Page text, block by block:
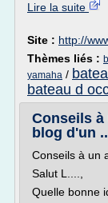
Lire la suite
Site : http://
Thèmes liés :
yamaha /
bateau d
Conseils
blog d'un
Conseils à un
Salut L....,
Quelle bonne